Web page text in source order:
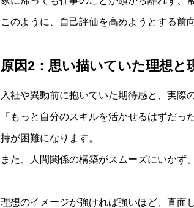
このように、自己評価を高めようとする前
原因2：思い描いていた理想と
入社や異動前に抱いていた期待感と、実際
「もっと自分のスキルを活かせるはずだ
持が困難になります。
また、人間関係の構築がスムーズにいかず
理想のイメージが強ければ強いほど、直面